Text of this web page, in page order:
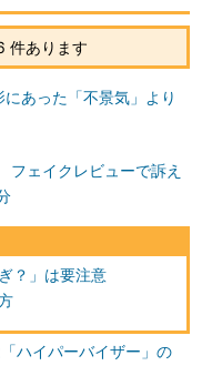
件あります
にあった「不景気」より
フェイクレビューで訴え
ぎ？」は要注意
ハイパーバイザー」の